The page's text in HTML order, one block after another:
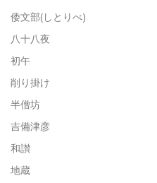
倭文部(しとりべ)
八十八夜
初午
削り掛け
半僧坊
吉備津彦
和讃
地蔵